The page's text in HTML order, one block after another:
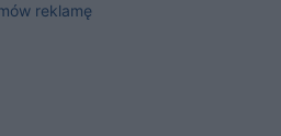
reklamę